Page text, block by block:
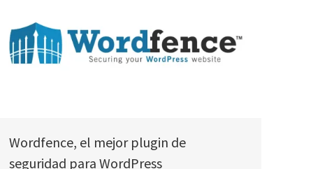
Wordfence, el mejor plugin de
seguridad para WordPress